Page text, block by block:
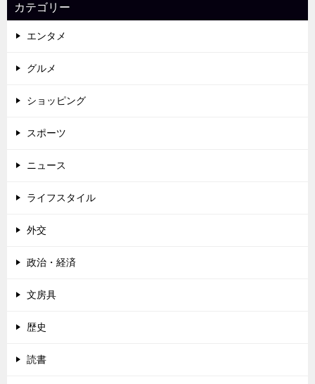
カテゴリー
エンタメ
グルメ
ショッピング
スポーツ
ニュース
ライフスタイル
外交
政治・経済
文房具
歴史
読書